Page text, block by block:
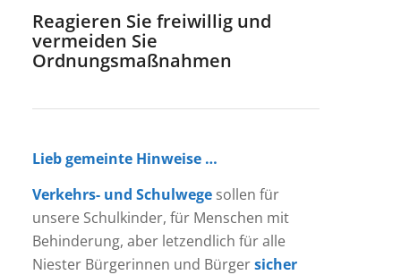
Reagieren Sie freiwillig und
vermeiden Sie
Ordnungsmaßnahmen
Lieb gemeinte Hinweise …
Verkehrs- und Schulwegesollen für
unsere Schulkinder, für Menschen mit
Behinderung, aber letzendlich für alle
Niester Bürgerinnen und Bürgersicher